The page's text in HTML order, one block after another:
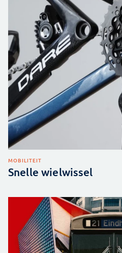
MOBILITEIT
Snelle wielwissel